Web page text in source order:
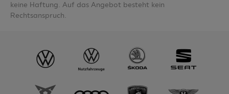
keine Haftung. Auf das Angebot besteht kein
Rechtsanspruch.